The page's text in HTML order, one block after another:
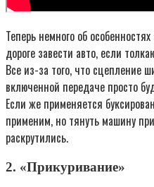
Теперь немного об
дороге завести авто, если
Все из-за того, что сцепление
включенной передаче просто
Если же применяется
применим, но тянуть машину
раскрутились.
2. «Прикуривание»